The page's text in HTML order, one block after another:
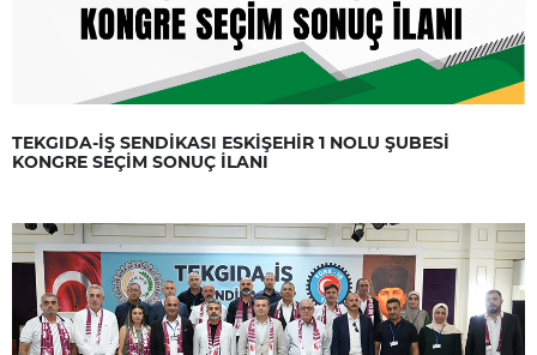
TEKGIDA-İŞ SENDİKASI ESKİŞEHİR 1 NOLU ŞUBESİ
KONGRE SEÇİM SONUÇ İLANI